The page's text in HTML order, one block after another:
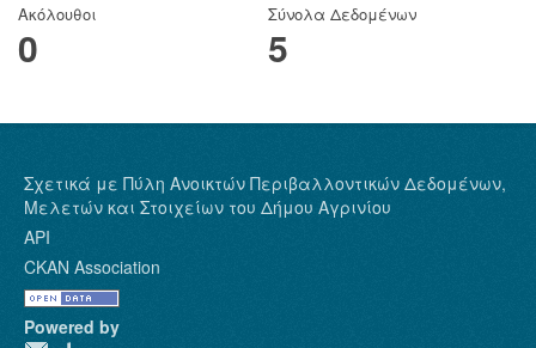
Ακόλουθοι
0
Σύνολα Δεδομένων
5
Σχετικά με Πύλη Ανοικτών Περιβαλλοντικών Δεδομένων,
Μελετών και Στοιχείων του Δήμου Αγρινίου
API
CKAN Association
Powered by